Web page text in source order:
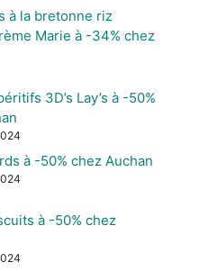
à la bretonne riz
Marie à -34% chez
3D’s Lay’s à -50%
à -50% chez Auchan
à -50% chez